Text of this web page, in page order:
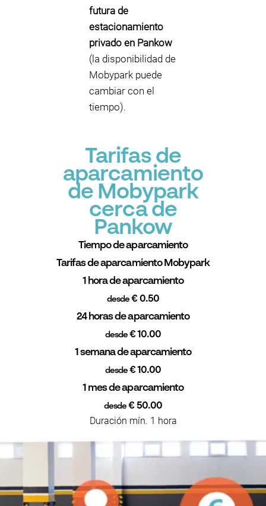
futura de
estacionamiento
privado en Pankow
(la disponibilidad de
Mobypark puede
cambiar con el
tiempo).
Tarifas de
aparcamiento
de Mobypark
cerca de
Pankow
Tiempo de aparcamiento
Tarifas de aparcamiento Mobypark
1 hora de aparcamiento
desde € 0.50
24 horas de aparcamiento
desde€ 10.00
1 semana de aparcamiento
desde€ 10.00
1 mes de aparcamiento
desde € 50.00
Duración mín. 1 hora